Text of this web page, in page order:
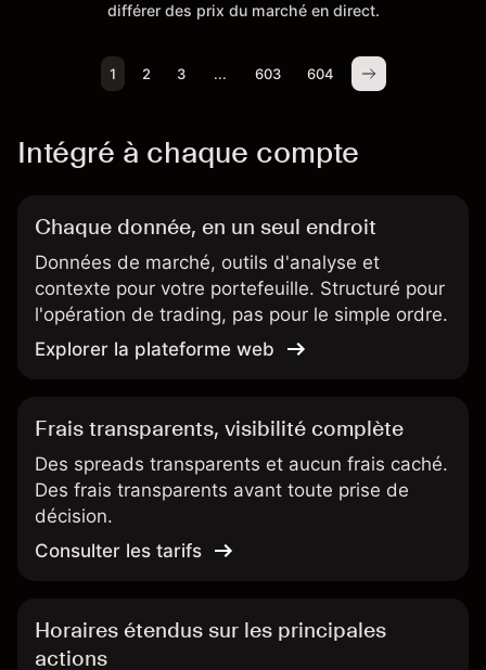
différer des prix du marché en direct.
1 2 3 ... 603 604
Intégré à chaque compte
Chaque donnée, en un seul endroit
Données de marché, outils d'analyse et
contexte pour votre portefeuille. Structuré pour
l'opération de trading, pas pour le simple ordre.
Explorer la plateforme web
Frais transparents, visibilité complète
Des spreads transparents et aucun frais caché.
Des frais transparents avant toute prise de
décision.
Consulter les tarifs
Horaires étendus sur les principales
actions